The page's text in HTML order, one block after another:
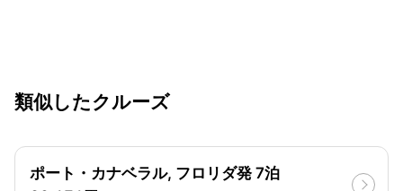
類似したクルーズ
ポート・カナベラル, フロリダ発 7泊